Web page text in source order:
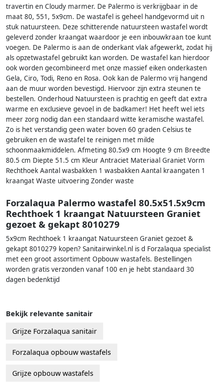
travertin en Cloudy marmer. De Palermo is verkrijgbaar in de
maat 80, 551, 5x9cm. De wastafel is geheel handgevormd uit n
stuk natuursteen. Deze schitterende natuursteen wastafel wordt
geleverd zonder kraangat waardoor je een inbouwkraan toe kunt
voegen. De Palermo is aan de onderkant vlak afgewerkt, zodat hij
als opzetwastafel gebruikt kan worden. De wastafel kan hierdoor
ook worden gecombineerd met onze massief eiken onderkasten
Gela, Ciro, Todi, Reno en Rosa. Ook kan de Palermo vrij hangend
aan de muur worden bevestigd. Hiervoor zijn extra steunen te
bestellen. Onderhoud Natuursteen is prachtig en geeft dat extra
warme en exclusieve gevoel in de badkamer! Het heeft wel iets
meer zorg nodig dan een standaard witte keramische wastafel.
Zo is het verstandig geen water boven 60 graden Celsius te
gebruiken en de wastafel te reinigen met milde
schoonmaakmiddelen. Afmeting 80.5x9 cm Hoogte 9 cm Breedte
80.5 cm Diepte 51.5 cm Kleur Antraciet Materiaal Graniet Vorm
Rechthoek Aantal wasbakken 1 wasbakken Aantal kraangaten 1
kraangat Waste uitvoering Zonder waste
Forzalaqua Palermo wastafel 80.5x51.5x9cm
Rechthoek 1 kraangat Natuursteen Graniet
gezoet & gekapt 8010279
5x9cm Rechthoek 1 kraangat Natuursteen Graniet gezoet &
gekapt 8010279 kopen? Sanitairwinkel.nl is d Forzalaqua specialist
met een groot assortiment Opbouw wastafels. Bestellingen
worden gratis verzonden vanaf 100 en je hebt standaard 30
dagen bedenktijd
Bekijk relevante sanitair
Grijze Forzalaqua sanitair
Forzalaqua opbouw wastafels
Grijze opbouw wastafels